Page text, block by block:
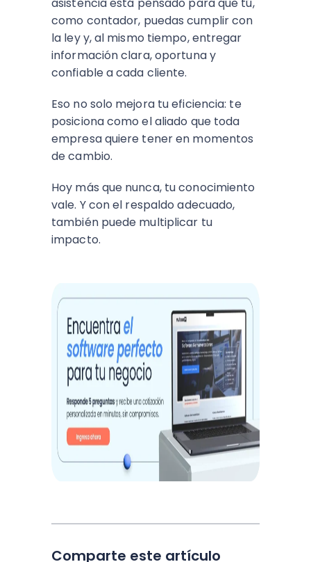
como contador, puedas cumplir con
la ley y, al mismo tiempo, entregar
información clara, oportuna y
confiable a cada cliente.
Eso no solo mejora tu eficiencia: te
posiciona como el aliado que toda
empresa quiere tener en momentos
de cambio.
Hoy más que nunca, tu conocimiento
vale. Y con el respaldo adecuado,
también puede multiplicar tu
impacto.
Comparte este artículo